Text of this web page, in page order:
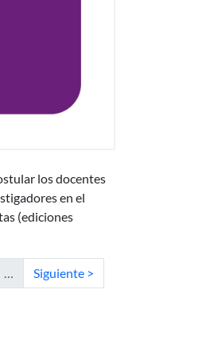
los docentes
en el
(ediciones
… Siguiente página
Siguiente >